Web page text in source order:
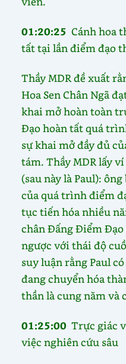
01:20:25Cánh hoa
tất tại lần điểm đạo
Thầy MDR đề xuất
Hoa Sen Chân Ngã
khai mở hoàn toàn
Đạo hoàn tất quá
sự khai mở đầy đủ
tám. Thầy MDR lấy
(sau này là Paul):
của quá trình điểm
tục tiến hóa nhiều
chân Đấng Điểm Đạo
ngược với thái độ
suy luận rằng Paul
đang chuyển hóa
thần là cung năm và
01:25:00Trực giác
việc nghiên cứu sâu